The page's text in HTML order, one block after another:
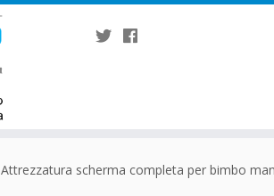
Attrezzatura scherma completa per bimbo